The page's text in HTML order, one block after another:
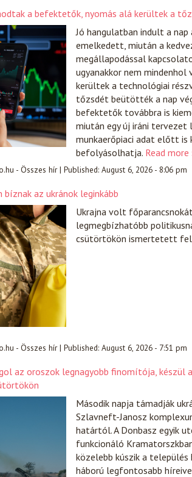
a befektetők, nyomás alá kerültek a
Jó hangulatban indult a
emelkedett, miután a
megállapodással
ugyanakkor nem
kerültek a technológiai
tőzsdét beütötték a nap
befektetők továbbra is
miután egy új iráni
munkaerőpiaci adat előtt is
befolyásolhatja. Read more
- Összes hír| Published: August 6, 2026 - 8:06 pm
bíznak az ukránok leginkább
Ukrajna volt
legmegbízhatóbb
csütörtökön ismertetett
- Összes hír| Published: August 6, 2026 - 7:51 pm
az oroszok legnagyobb finomítója, készül
Második napja támadják
Szlavneft-Janosz
határtól. A Donbasz egyik
funkcionáló
közelebb kúszik a
háború legfontosabb